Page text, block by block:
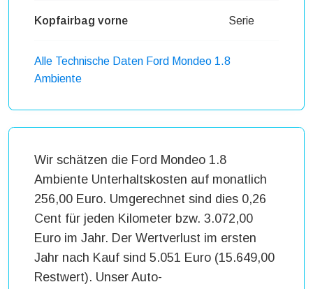
Kopfairbag vorne Serie
Alle Technische Daten Ford Mondeo 1.8
Ambiente
Wir schätzen die Ford Mondeo 1.8
Ambiente Unterhaltskosten auf monatlich
256,00 Euro. Umgerechnet sind dies 0,26
Cent für jeden Kilometer bzw. 3.072,00
Euro im Jahr. Der Wertverlust im ersten
Jahr nach Kauf sind 5.051 Euro (15.649,00
Restwert). Unser Auto-